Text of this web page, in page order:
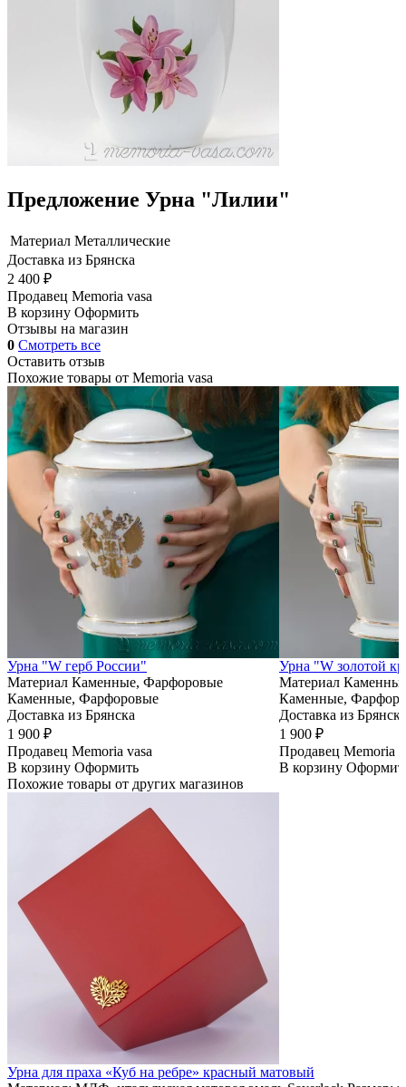
Предложение Урна "Лилии"
Материал Металлические
Доставка из Брянска
2 400 ₽
Продавец Memoria vasa
В корзину Оформить
Отзывы на магазин
0 Смотреть все
Оставить отзыв
Похожие товары от Memoria vasa
Урна "W герб России"
Материал Каменные, Фарфоровые
Каменные, Фарфоровые
Доставка из Брянска
1 900 ₽
Продавец Memoria vasa
В корзину Оформить
Урна "W золотой
Материал
Каменные,
Доставка из Брянска
1 900 ₽
Продавец Memoria
В корзину
Похожие товары от других магазинов
Урна для праха «Куб на ребре» красный матовый